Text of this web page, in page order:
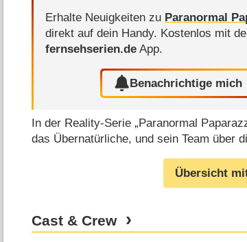
Erhalte Neuigkeiten zu Paranormal
direkt auf dein Handy. Kostenlos mit
fernsehserien.de App.
Benachrichtige mich
In der Reality-Serie „Paranormal
das Übernatürliche, und sein Team über
Übersicht
Cast & Crew